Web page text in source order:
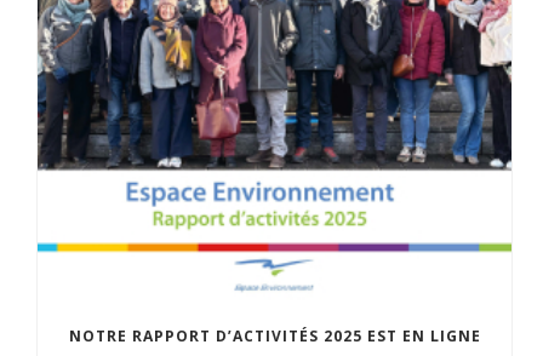
NOTRE RAPPORT D’ACTIVITÉS 2025 EST EN LIGNE